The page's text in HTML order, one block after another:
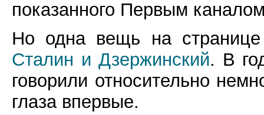
показанного Первым
Но одна вещь на
Сталин и Дзержинский. В
говорили относительно
глаза впервые.